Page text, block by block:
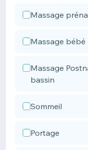
Massage
Massage bébé
Massage
bassin
Sommeil
Portage